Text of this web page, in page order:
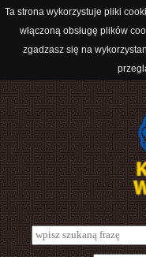
Ta strona wykorzystuje pliki
włączoną obsługę plików
zgadzasz się na